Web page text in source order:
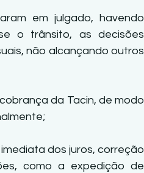
em julgado, havendo
o trânsito, as decisões
não alcançando outros
da Tacin, de modo
dos juros, correção
como a expedição de